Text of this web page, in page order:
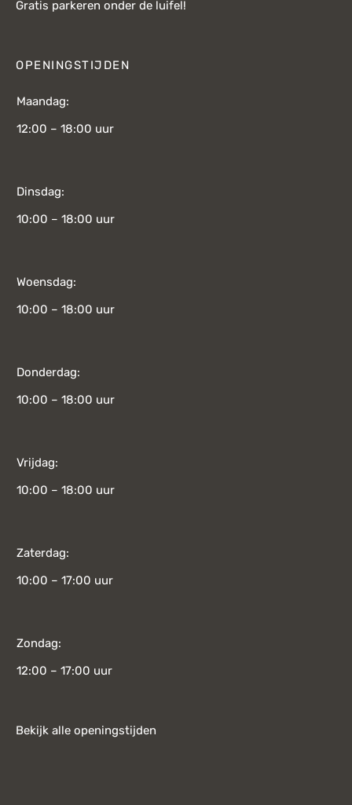
Gratis parkeren onder de luifel!
OPENINGSTIJDEN
Maandag:
12:00 – 18:00 uur
Dinsdag:
10:00 – 18:00 uur
Woensdag:
10:00 – 18:00 uur
Donderdag:
10:00 – 18:00 uur
Vrijdag:
10:00 – 18:00 uur
Zaterdag:
10:00 – 17:00 uur
Zondag:
12:00 – 17:00 uur
Bekijk alle openingstijden